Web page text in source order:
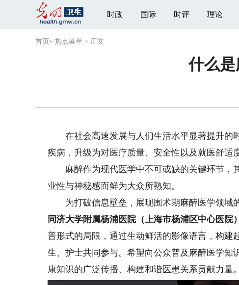
时政 国际 时评 理论
首页 > 热点荟萃 > 正文
什么
在社会高速发展与人们生活水平显著提升的
疾病，升级为对医疗质量、安全性以及就医舒适
麻醉作为现代医学中不可或缺的关键环节，
业性与神秘感而鲜为大众所熟知。
为打破信息壁垒，展现围术期麻醉医学领域
同济大学附属杨浦医院（上海市杨浦区中心医院
普形式的局限，通过生动鲜活的影像语言，构
生、护士共同参与。希望向公众普及麻醉医学
康知识的广泛传播、构建和谐医患关系贡献力量。